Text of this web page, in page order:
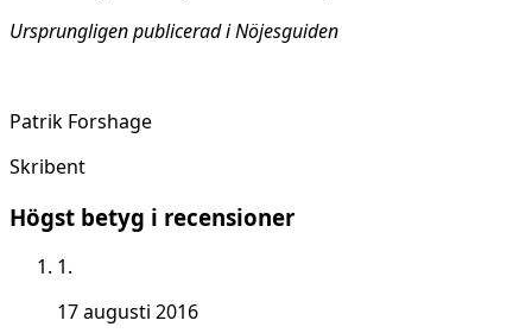
Ursprungligen publicerad i Nöjesguiden
Patrik Forshage
Skribent
Högst betyg i recensioner
1.
17 augusti 2016